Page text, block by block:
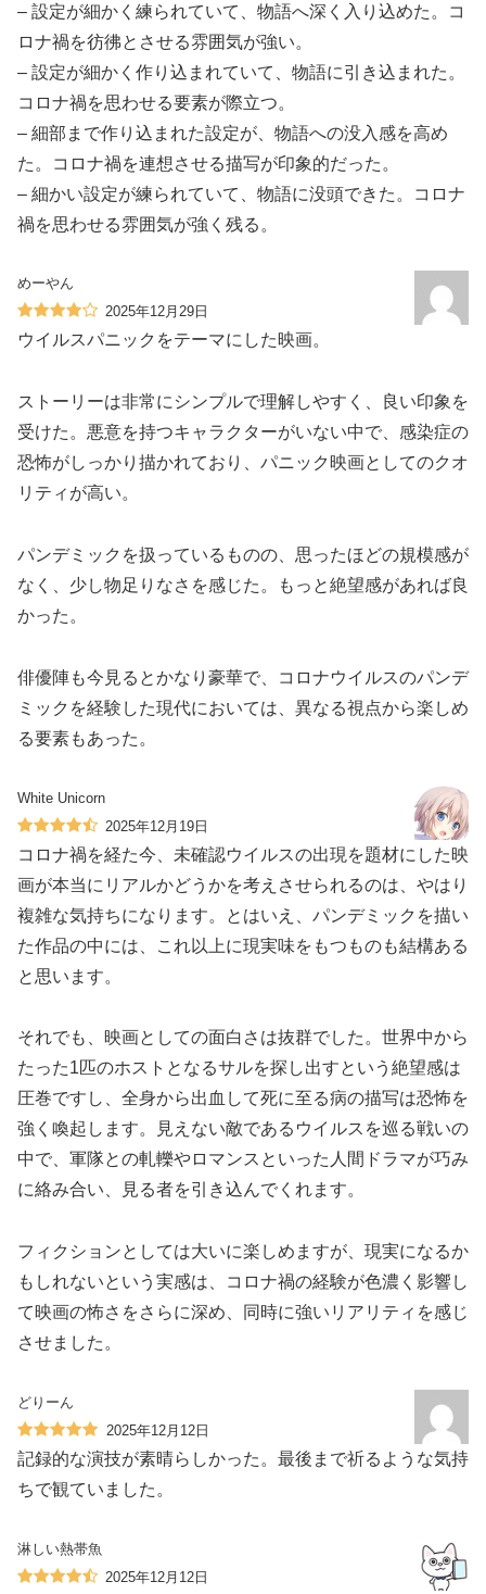
– 設定が細かく練られていて、物語へ深く入り込めた。コ
ロナ禍を彷彿とさせる雰囲気が強い。
– 設定が細かく作り込まれていて、物語に引き込まれた。
コロナ禍を思わせる要素が際立つ。
– 細部まで作り込まれた設定が、物語への没入感を高め
た。コロナ禍を連想させる描写が印象的だった。
– 細かい設定が練られていて、物語に没頭できた。コロナ
禍を思わせる雰囲気が強く残る。
めーやん
2025年12月29日
ウイルスパニックをテーマにした映画。
ストーリーは非常にシンプルで理解しやすく、良い印象を
受けた。悪意を持つキャラクターがいない中で、感染症の
恐怖がしっかり描かれており、パニック映画としてのクオ
リティが高い。
パンデミックを扱っているものの、思ったほどの規模感が
なく、少し物足りなさを感じた。もっと絶望感があれば良
かった。
俳優陣も今見るとかなり豪華で、コロナウイルスのパンデ
ミックを経験した現代においては、異なる視点から楽しめ
る要素もあった。
White Unicorn
2025年12月19日
コロナ禍を経た今、未確認ウイルスの出現を題材にした映
画が本当にリアルかどうかを考えさせられるのは、やはり
複雑な気持ちになります。とはいえ、パンデミックを描い
た作品の中には、これ以上に現実味をもつものも結構ある
と思います。
それでも、映画としての面白さは抜群でした。世界中から
たった1匹のホストとなるサルを探し出すという絶望感は
圧巻ですし、全身から出血して死に至る病の描写は恐怖を
強く喚起します。見えない敵であるウイルスを巡る戦いの
中で、軍隊との軋轢やロマンスといった人間ドラマが巧み
に絡み合い、見る者を引き込んでくれます。
フィクションとしては大いに楽しめますが、現実になるか
もしれないという実感は、コロナ禍の経験が色濃く影響し
て映画の怖さをさらに深め、同時に強いリアリティを感じ
させました。
どりーん
2025年12月12日
記録的な演技が素晴らしかった。最後まで祈るような気持
ちで観ていました。
淋しい熱帯魚
2025年12月12日